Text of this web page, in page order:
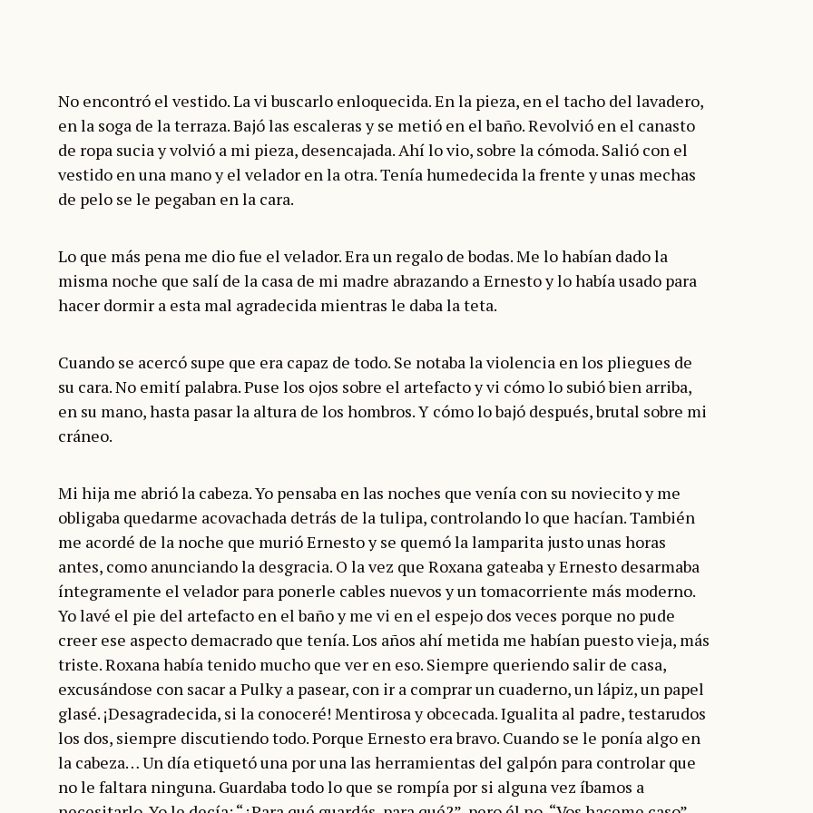
No encontró el vestido. La vi buscarlo enloquecida. En la pieza, en el tacho del lavadero,
en la soga de la terraza. Bajó las escaleras y se metió en el baño. Revolvió en el canasto
de ropa sucia y volvió a mi pieza, desencajada. Ahí lo vio, sobre la cómoda. Salió con el
vestido en una mano y el velador en la otra. Tenía humedecida la frente y unas mechas
de pelo se le pegaban en la cara.
Lo que más pena me dio fue el velador. Era un regalo de bodas. Me lo habían dado la
misma noche que salí de la casa de mi madre abrazando a Ernesto y lo había usado para
hacer dormir a esta mal agradecida mientras le daba la teta.
Cuando se acercó supe que era capaz de todo. Se notaba la violencia en los pliegues de
su cara. No emití palabra. Puse los ojos sobre el artefacto y vi cómo lo subió bien arriba,
en su mano, hasta pasar la altura de los hombros. Y cómo lo bajó después, brutal sobre mi
cráneo.
Mi hija me abrió la cabeza. Yo pensaba en las noches que venía con su noviecito y me
obligaba quedarme acovachada detrás de la tulipa, controlando lo que hacían. También
me acordé de la noche que murió Ernesto y se quemó la lamparita justo unas horas
antes, como anunciando la desgracia. O la vez que Roxana gateaba y Ernesto desarmaba
íntegramente el velador para ponerle cables nuevos y un tomacorriente más moderno.
Yo lavé el pie del artefacto en el baño y me vi en el espejo dos veces porque no pude
creer ese aspecto demacrado que tenía. Los años ahí metida me habían puesto vieja, más
triste. Roxana había tenido mucho que ver en eso. Siempre queriendo salir de casa,
excusándose con sacar a Pulky a pasear, con ir a comprar un cuaderno, un lápiz, un papel
glasé. ¡Desagradecida, si la conoceré! Mentirosa y obcecada. Igualita al padre, testarudos
los dos, siempre discutiendo todo. Porque Ernesto era bravo. Cuando se le ponía algo en
la cabeza… Un día etiquetó una por una las herramientas del galpón para controlar que
no le faltara ninguna. Guardaba todo lo que se rompía por si alguna vez íbamos a